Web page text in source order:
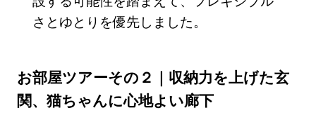
さとゆとりを優先しました。
お部屋ツアーその２｜収納力を上げた玄
関、猫ちゃんに心地よい廊下